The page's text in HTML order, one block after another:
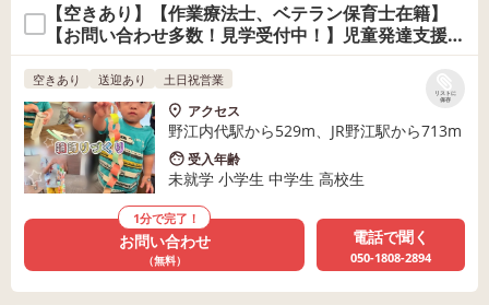
【空きあり】【作業療法士、ベテラン保育士在籍】
【お問い合わせ多数！見学受付中！】児童発達支援
Ｐｅｒｃｈ〜パーチ〜
リストに
保存
空きあり 送迎あり 土日祝営業
アクセス
野江内代駅から529m、JR野江駅から713m
受入年齢
未就学 小学生 中学生 高校生
1分で完了！
お問い合わせ
（無料）
電話で聞く
050-1808-2894